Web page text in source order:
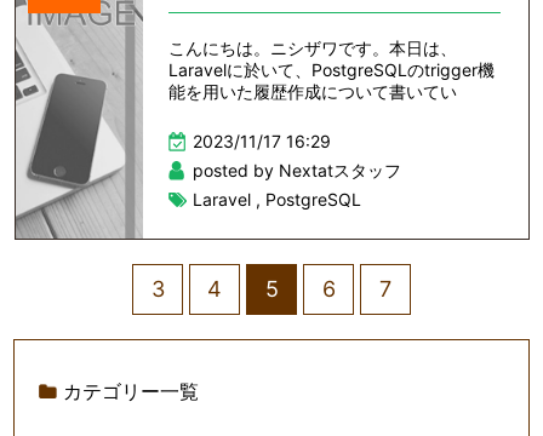
こんにちは。ニシザワです。本日は、
Laravelに於いて、PostgreSQLのtrigger機
能を用いた履歴作成について書いてい
2023/11/17 16:29
posted by Nextatスタッフ
Laravel, PostgreSQL
3 4 5 6 7
カテゴリー一覧